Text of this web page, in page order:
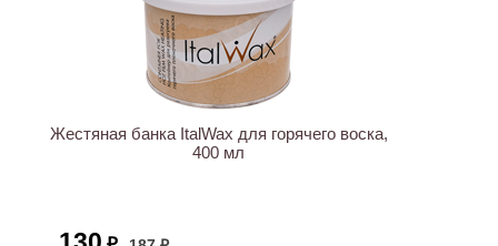
Жестяная банка ItalWax для горячего воска,
400 мл